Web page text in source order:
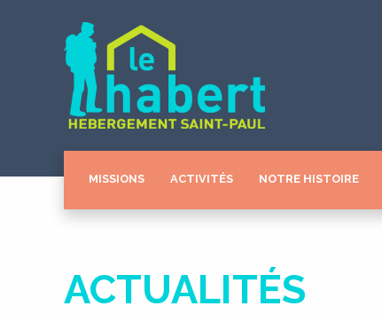
MISSIONS ACTIVITÉS NOTRE HISTOIRE
ACTUALITÉS